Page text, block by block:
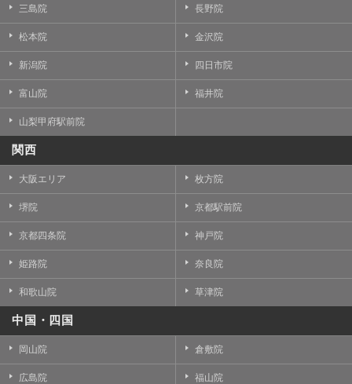
三島院 長野院
松本院 金沢院
新潟院 四日市院
富山院 福井院
山梨甲府駅前院
関西
大阪エリア 枚方院
堺院 京都駅前院
京都四条院 神戸院
姫路院 奈良院
和歌山院 草津院
中国・四国
岡山院 倉敷院
広島院 福山院